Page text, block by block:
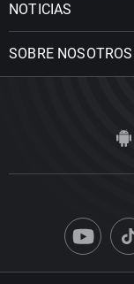
NOTICIAS
SOBRE NOSOTROS